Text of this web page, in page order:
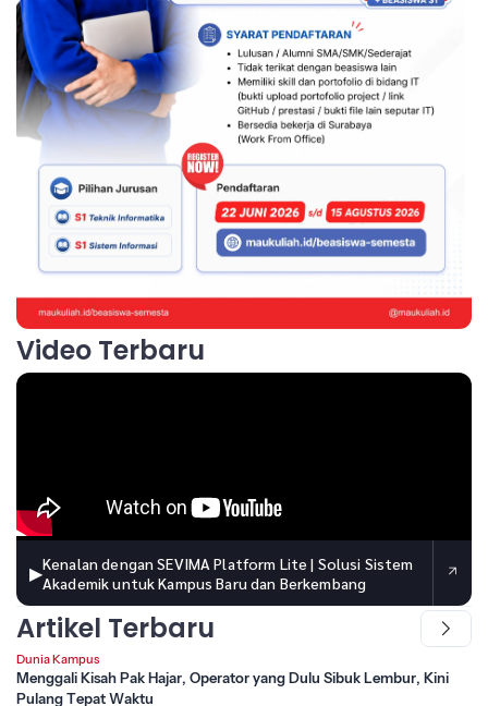
Video Terbaru
▶Kenalan dengan SEVIMA Platform Lite | Solusi Sistem
Akademik untuk Kampus Baru dan Berkembang
Artikel Terbaru
Dunia Kampus
Menggali Kisah Pak Hajar, Operator yang Dulu Sibuk Lembur, Kini
Pulang Tepat Waktu